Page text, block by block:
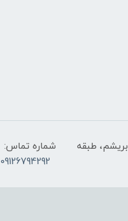
طبقه
شماره تماس:
09126794292 - 02166892654